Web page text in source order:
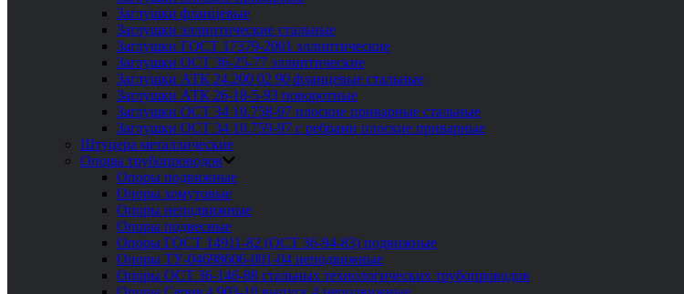
Заглушки фланцевые
Заглушки эллиптические стальные
Заглушки ГОСТ 17379-2001 эллиптические
Заглушки ОСТ 36-25-77 эллиптические
Заглушки АТК 24.200 02 90 фланцевые стальные
Заглушки АТК 26-18-5-93 поворотные
Заглушки ОСТ 34 10.758-97 плоские приварные стальные
Заглушки ОСТ 34 10.759-97 с ребрами плоские приварные
Штуцера металлические
Опоры трубопроводов
Опоры подвижные
Опоры хомутовые
Опоры неподвижные
Опоры подвесные
Опоры ГОСТ 14911-82 (ОСТ 36-94-83) подвижные
Опоры ТУ-04698606-001-04 неподвижные
Опоры ОСТ 36-146-88 стальных технологических трубопроводов